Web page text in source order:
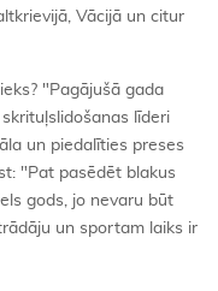
Vācijā un citur
"Pagājušā gada
līderi
un piedalīties preses
"Pat pasēdēt blakus
gods, jo nevaru būt
un sportam laiks ir